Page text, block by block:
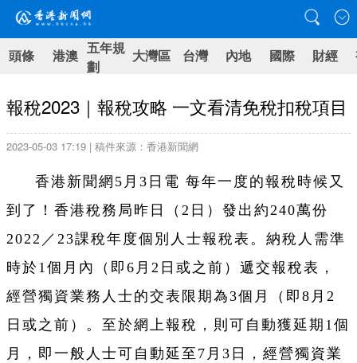
頭條 港澳 五年規
劃
大灣區 台灣 內地 國際 財經
報稅2023｜報稅攻略 一文看清免稅扣稅項目
2023-05-03 17:19 | 稿件來源：香港新聞網
香港新聞網5月3日電 每年一度的報稅時候又
到了！香港稅務局昨日（2日）發出約240萬份
2022／23課稅年度個別人士報稅表。納稅人需準
時於1個月內（即6月2日或之前）遞交報稅表，
經營獨資業務人士的交表限期為3個月（即8月2
日或之前）。至於網上報稅，則可自動獲延期1個
月，即一般人士可自動延至7月3日，經營獨資業